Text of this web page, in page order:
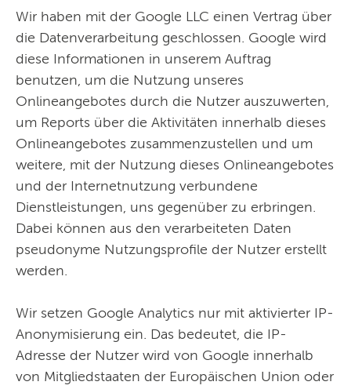
Wir haben mit der Google LLC einen Vertrag über
die Datenverarbeitung geschlossen. Google wird
diese Informationen in unserem Auftrag
benutzen, um die Nutzung unseres
Onlineangebotes durch die Nutzer auszuwerten,
um Reports über die Aktivitäten innerhalb dieses
Onlineangebotes zusammenzustellen und um
weitere, mit der Nutzung dieses Onlineangebotes
und der Internetnutzung verbundene
Dienstleistungen, uns gegenüber zu erbringen.
Dabei können aus den verarbeiteten Daten
pseudonyme Nutzungsprofile der Nutzer erstellt
werden.
Wir setzen Google Analytics nur mit aktivierter IP-
Anonymisierung ein. Das bedeutet, die IP-
Adresse der Nutzer wird von Google innerhalb
von Mitgliedstaaten der Europäischen Union oder